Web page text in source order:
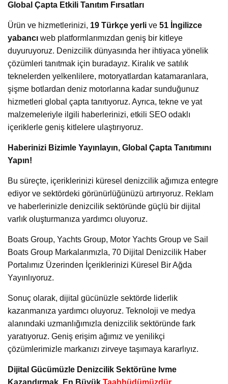
Global Çapta Etkili Tanıtım Fırsatları
Ürün ve hizmetlerinizi, 19 Türkçe yerli ve 51 İngilizce
yabancı web platformlarımızdan geniş bir kitleye
duyuruyoruz. Denizcilik dünyasında her ihtiyaca yönelik
çözümleri tanıtmak için buradayız. Kiralık ve satılık
teknelerden yelkenlilere, motoryatlardan katamaranlara,
şişme botlardan deniz motorlarına kadar sunduğunuz
hizmetleri global çapta tanıtıyoruz. Ayrıca, tekne ve yat
malzemeleriyle ilgili haberlerinizi, etkili SEO odaklı
içeriklerle geniş kitlelere ulaştırıyoruz.
Haberinizi Bizimle Yayınlayın, Global Çapta Tanıtımını
Yapın!
Bu süreçte, içeriklerinizi küresel denizcilik ağımıza entegre
ediyor ve sektördeki görünürlüğünüzü artırıyoruz. Reklam
ve haberlerinizle denizcilik sektöründe güçlü bir dijital
varlık oluşturmanıza yardımcı oluyoruz.
Boats Group, Yachts Group, Motor Yachts Group ve Sail
Boats Group Markalarımızla, 70 Dijital Denizcilik Haber
Portalımız Üzerinden İçeriklerinizi Küresel Bir Ağda
Yayınlıyoruz.
Sonuç olarak, dijital gücünüzle sektörde liderlik
kazanmanıza yardımcı oluyoruz. Teknoloji ve medya
alanındaki uzmanlığımızla denizcilik sektöründe fark
yaratıyoruz. Geniş erişim ağımız ve yenilikçi
çözümlerimizle markanızı zirveye taşımaya kararlıyız.
Dijital Gücümüzle Denizcilik Sektörüne Ivme
Kazandırmak, En Büyük Taahhüdümüzdür.